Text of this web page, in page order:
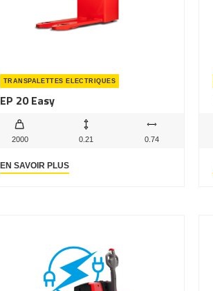
TRANSPALETTES ELECTRIQUES
EP 20 Easy
2000 0.21 0.74
EN SAVOIR PLUS